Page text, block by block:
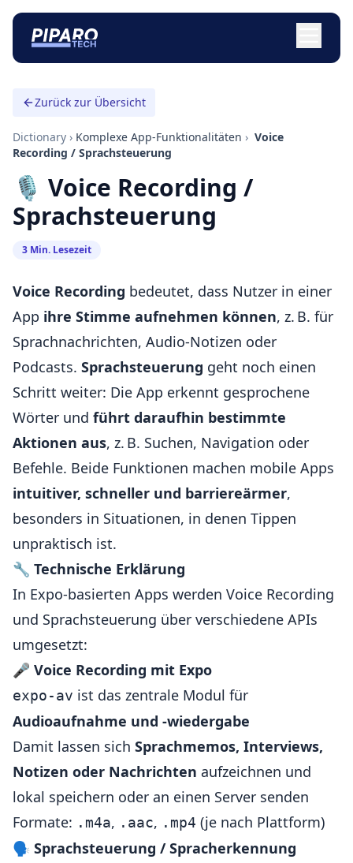
Zurück zur Übersicht
Dictionary › Komplexe App-Funktionalitäten › ️ Voice
Recording / Sprachsteuerung
🎙️ Voice Recording /
Sprachsteuerung
3 Min. Lesezeit
Voice Recording bedeutet, dass Nutzer in einer
App ihre Stimme aufnehmen können, z. B. für
Sprachnachrichten, Audio-Notizen oder
Podcasts. Sprachsteuerung geht noch einen
Schritt weiter: Die App erkennt gesprochene
Wörter und führt daraufhin bestimmte
Aktionen aus, z. B. Suchen, Navigation oder
Befehle. Beide Funktionen machen mobile Apps
intuitiver, schneller und barriereärmer,
besonders in Situationen, in denen Tippen
unpraktisch ist.
🔧 Technische Erklärung
In Expo-basierten Apps werden Voice Recording
und Sprachsteuerung über verschiedene APIs
umgesetzt:
🎤 Voice Recording mit Expo
expo-av ist das zentrale Modul für
Audioaufnahme und -wiedergabe
Damit lassen sich Sprachmemos, Interviews,
Notizen oder Nachrichten aufzeichnen und
lokal speichern oder an einen Server senden
Formate: .m4a, .aac, .mp4 (je nach Plattform)
🗣️ Sprachsteuerung / Spracherkennung